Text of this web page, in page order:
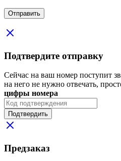
Подтвердите отправку
Сейчас на ваш номер поступит
на него не нужно отвечать,
цифры номера
Подтвердить
Предзаказ